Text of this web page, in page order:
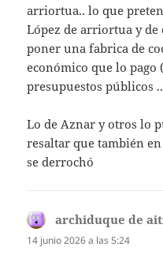
arriortua.. lo que
López de arriortua y
poner una fabrica de
económico que lo pago
presupuestos públicos ..
Lo de Aznar y otros lo
resaltar que también
se derrochó
archiduque de
14 junio 2026 a las 5:24